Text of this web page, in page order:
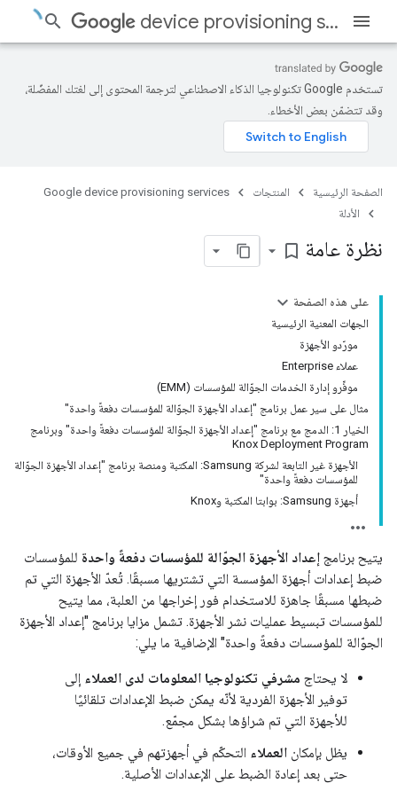
device provisioning services
تستخدم Google تكنولوجيا الذكاء الاصطناعي لترجمة المحتوى إلى لغتك المفضّلة،
وقد تتضمّن بعض الأخطاء.
الصفحة الرئيسية المنتجات
Google device provisioning services
الأدلة
نظرة عامة bookmark_border
على هذه الصفحة
الجهات المعنية الرئيسية
مورّدو الأجهزة
عملاء Enterprise
موفِّرو إدارة الخدمات الجوّالة للمؤسسات (EMM)
مثال على سير عمل برنامج "إعداد الأجهزة الجوّالة للمؤسسات دفعةً واحدة"
الخيار 1: الدمج مع برنامج "إعداد الأجهزة الجوّالة للمؤسسات دفعةً واحدة" وبرنامج
Knox Deployment Program
الأجهزة غير التابعة لشركة Samsung: المكتبة ومنصة برنامج "إعداد الأجهزة الجوّالة
للمؤسسات دفعةً واحدة"
أجهزة Samsung: بوابتا المكتبة وKnox
يتيح برنامج إعداد الأجهزة الجوّالة للمؤسسات دفعةً واحدة للمؤسسات
ضبط إعدادات أجهزة المؤسسة التي تشتريها مسبقًا. تُعدّ الأجهزة التي تم
ضبطها مسبقًا جاهزة للاستخدام فور إخراجها من العلبة، مما يتيح
للمؤسسات تبسيط عمليات نشر الأجهزة. تشمل مزايا برنامج "إعداد الأجهزة
الجوّالة للمؤسسات دفعةً واحدة" الإضافية ما يلي:
لا يحتاج مشرفي تكنولوجيا المعلومات لدى العملاء إلى
توفير الأجهزة الفردية لأنّه يمكن ضبط الإعدادات تلقائيًا
للأجهزة التي تم شراؤها بشكل مجمّع.
يظل بإمكان العملاء التحكّم في أجهزتهم في جميع الأوقات،
حتى بعد إعادة الضبط على الإعدادات الأصلية.